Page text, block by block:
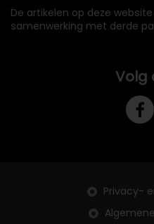
De artikelen op deze
samenwerking met derde
Volg
Privacy-